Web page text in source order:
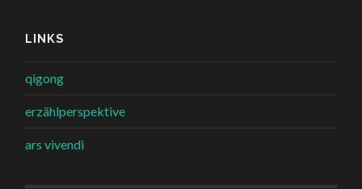
LINKS
qigong
erzählperspektive
ars vivendi